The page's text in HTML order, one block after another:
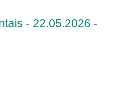
- 22.05.2026 -